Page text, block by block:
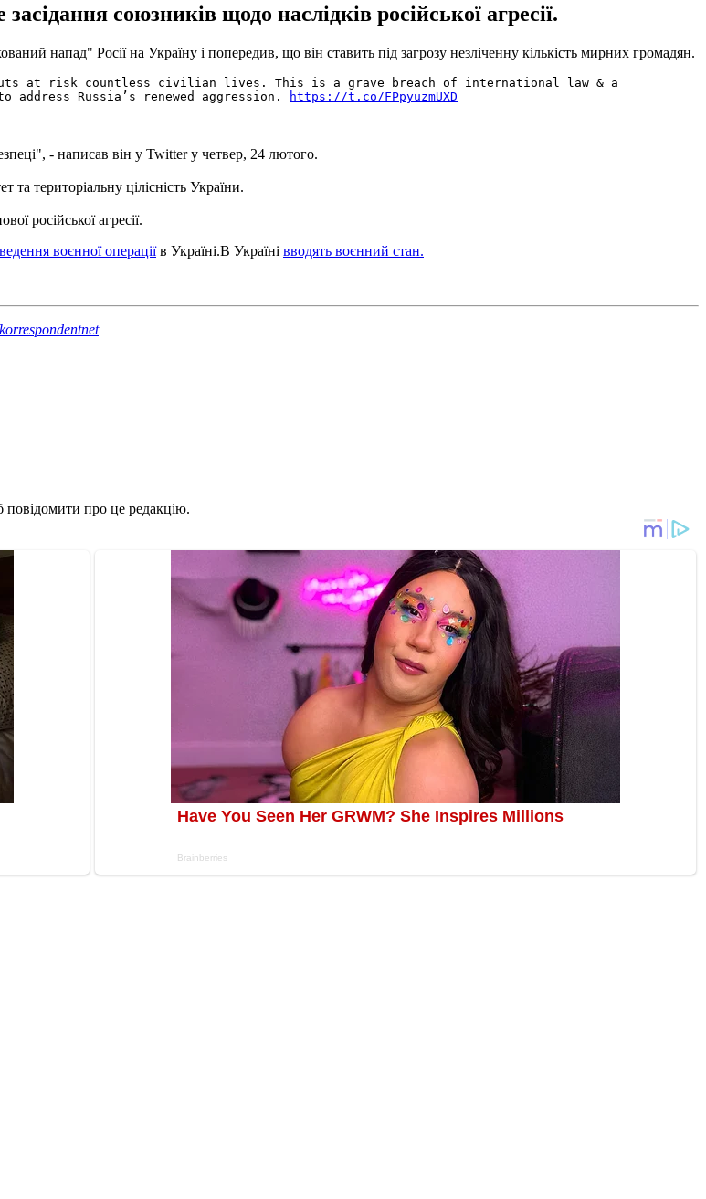
союзників щодо наслідків російської агресії.
напад" Росії на Україну і попередив, що він ставить під загрозу незліченну кількість мирних громадян.
at risk countless civilian lives. This is a grave breach of international law & a
Russia’s renewed aggression. https://t.co/FPpyuzmUXD
- написав він у Twitter у четвер, 24 лютого.
територіальну цілісність України.
російської агресії.
воєнної операціїв Україні.В Україні вводять воєнний стан.
повідомити про це редакцію.